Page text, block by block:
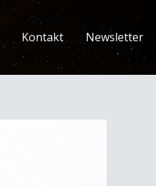
Kontakt Newsletter